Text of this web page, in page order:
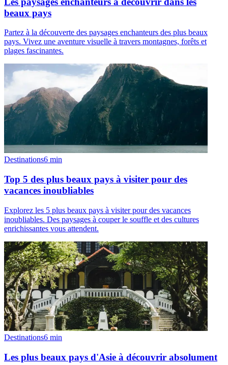
beaux pays
Partez à la découverte des paysages enchanteurs des plus beaux
pays. Vivez une aventure visuelle à travers montagnes, forêts et
plages fascinantes.
Destinations6 min
Top 5 des plus beaux pays à visiter pour des
vacances inoubliables
Explorez les 5 plus beaux pays à visiter pour des vacances
inoubliables. Des paysages à couper le souffle et des cultures
enrichissantes vous attendent.
Destinations6 min
Les plus beaux pays d'Asie à découvrir absolument